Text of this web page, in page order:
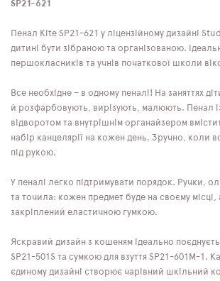
SP21-621
Пенал Kite SP21-621 у ліцензійному дизайні
дитині бути зібраною та організованою.
першокласників та учнів початкової школи
Все необхідне – в одному пеналі! На заняттях
й розфарбовують, вирізують, малюють. Пенал
відворотом та внутрішнім органайзером
набір канцелярії на кожен день. Зручно, коли
під рукою.
У пеналі легко підтримувати порядок. Ручки,
та точила: кожен предмет буде на своєму місці,
закріплений еластичною гумкою.
Яскравий дизайн з кошеням ідеально
SP21-501S та сумкою для взуття SP21-601M-1.
єдиному дизайні створює чарівний шкільний